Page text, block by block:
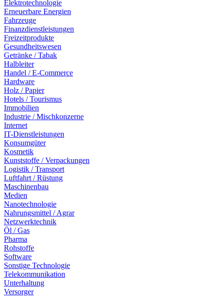
Elektrotechnologie
Erneuerbare Energien
Fahrzeuge
Finanzdienstleistungen
Freizeitprodukte
Gesundheitswesen
Getränke / Tabak
Halbleiter
Handel / E-Commerce
Hardware
Holz / Papier
Hotels / Tourismus
Immobilien
Industrie / Mischkonzerne
Internet
IT-Dienstleistungen
Konsumgüter
Kosmetik
Kunststoffe / Verpackungen
Logistik / Transport
Luftfahrt / Rüstung
Maschinenbau
Medien
Nanotechnologie
Nahrungsmittel / Agrar
Netzwerktechnik
Öl / Gas
Pharma
Rohstoffe
Software
Sonstige Technologie
Telekommunikation
Unterhaltung
Versorger